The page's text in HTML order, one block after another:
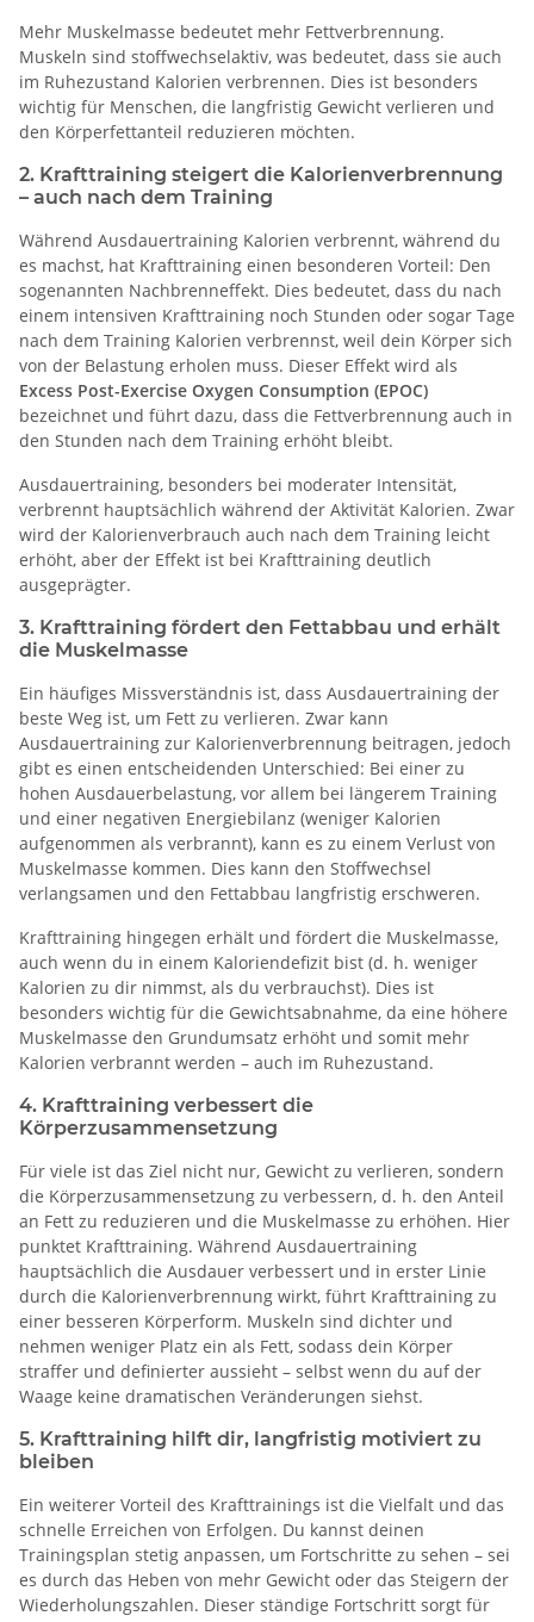
Mehr Muskelmasse bedeutet mehr Fettverbrennung.
Muskeln sind stoffwechselaktiv, was bedeutet, dass sie auch
im Ruhezustand Kalorien verbrennen. Dies ist besonders
wichtig für Menschen, die langfristig Gewicht verlieren und
den Körperfettanteil reduzieren möchten.
2. Krafttraining steigert die Kalorienverbrennung
– auch nach dem Training
Während Ausdauertraining Kalorien verbrennt, während du
es machst, hat Krafttraining einen besonderen Vorteil: Den
sogenannten Nachbrenneffekt. Dies bedeutet, dass du nach
einem intensiven Krafttraining noch Stunden oder sogar Tage
nach dem Training Kalorien verbrennst, weil dein Körper sich
von der Belastung erholen muss. Dieser Effekt wird als
Excess Post-Exercise Oxygen Consumption (EPOC)
bezeichnet und führt dazu, dass die Fettverbrennung auch in
den Stunden nach dem Training erhöht bleibt.
Ausdauertraining, besonders bei moderater Intensität,
verbrennt hauptsächlich während der Aktivität Kalorien. Zwar
wird der Kalorienverbrauch auch nach dem Training leicht
erhöht, aber der Effekt ist bei Krafttraining deutlich
ausgeprägter.
3. Krafttraining fördert den Fettabbau und erhält
die Muskelmasse
Ein häufiges Missverständnis ist, dass Ausdauertraining der
beste Weg ist, um Fett zu verlieren. Zwar kann
Ausdauertraining zur Kalorienverbrennung beitragen, jedoch
gibt es einen entscheidenden Unterschied: Bei einer zu
hohen Ausdauerbelastung, vor allem bei längerem Training
und einer negativen Energiebilanz (weniger Kalorien
aufgenommen als verbrannt), kann es zu einem Verlust von
Muskelmasse kommen. Dies kann den Stoffwechsel
verlangsamen und den Fettabbau langfristig erschweren.
Krafttraining hingegen erhält und fördert die Muskelmasse,
auch wenn du in einem Kaloriendefizit bist (d. h. weniger
Kalorien zu dir nimmst, als du verbrauchst). Dies ist
besonders wichtig für die Gewichtsabnahme, da eine höhere
Muskelmasse den Grundumsatz erhöht und somit mehr
Kalorien verbrannt werden – auch im Ruhezustand.
4. Krafttraining verbessert die
Körperzusammensetzung
Für viele ist das Ziel nicht nur, Gewicht zu verlieren, sondern
die Körperzusammensetzung zu verbessern, d. h. den Anteil
an Fett zu reduzieren und die Muskelmasse zu erhöhen. Hier
punktet Krafttraining. Während Ausdauertraining
hauptsächlich die Ausdauer verbessert und in erster Linie
durch die Kalorienverbrennung wirkt, führt Krafttraining zu
einer besseren Körperform. Muskeln sind dichter und
nehmen weniger Platz ein als Fett, sodass dein Körper
straffer und definierter aussieht – selbst wenn du auf der
Waage keine dramatischen Veränderungen siehst.
5. Krafttraining hilft dir, langfristig motiviert zu
bleiben
Ein weiterer Vorteil des Krafttrainings ist die Vielfalt und das
schnelle Erreichen von Erfolgen. Du kannst deinen
Trainingsplan stetig anpassen, um Fortschritte zu sehen – sei
es durch das Heben von mehr Gewicht oder das Steigern der
Wiederholungszahlen. Dieser ständige Fortschritt sorgt für